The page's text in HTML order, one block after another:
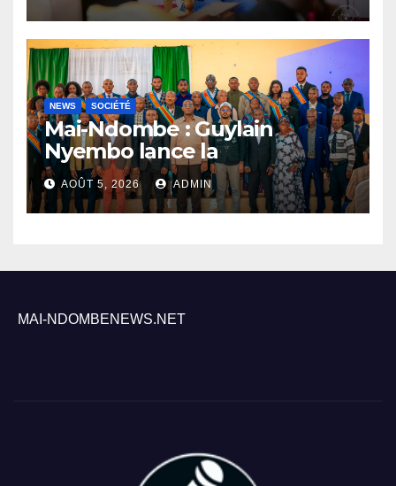
NEWS SOCIÉTÉ
Mai-Ndombe : Guylain
Nyembo lance la
sensibilisation au deuxième
recensement général à
Inongo
AOÛT 5, 2026 ADMIN
MAI-NDOMBENEWS.NET